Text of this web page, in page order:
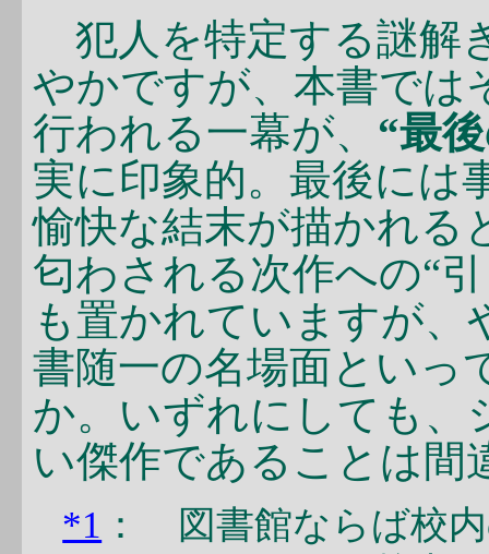
犯人を特定する謎解
やかですが、本書では
行われる一幕が、 “最
実に印象的。最後には
愉快な結末が描かれる
匂わされる次作への“
も置かれていますが
書随一の名場面といっ
か。いずれにしても、
い傑作であることは間
*1 ： 図書館ならば校